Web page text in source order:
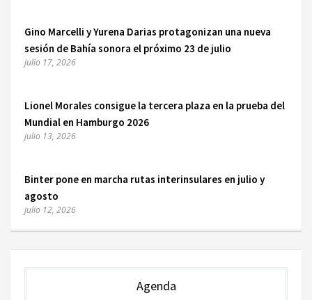
Gino Marcelli y Yurena Darias protagonizan una nueva
sesión de Bahía sonora el próximo 23 de julio
julio 17, 2026
Lionel Morales consigue la tercera plaza en la prueba del
Mundial en Hamburgo 2026
julio 13, 2026
Binter pone en marcha rutas interinsulares en julio y
agosto
julio 12, 2026
Agenda